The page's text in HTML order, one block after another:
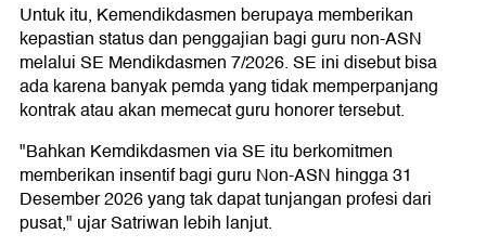
Untuk itu, Kemendikdasmen berupaya memberikan
kepastian status dan penggajian bagi guru non-ASN
melalui SE Mendikdasmen 7/2026. SE ini disebut bisa
ada karena banyak pemda yang tidak memperpanjang
kontrak atau akan memecat guru honorer tersebut.
"Bahkan Kemdikdasmen via SE itu berkomitmen
memberikan insentif bagi guru Non-ASN hingga 31
Desember 2026 yang tak dapat tunjangan profesi dari
pusat," ujar Satriwan lebih lanjut.